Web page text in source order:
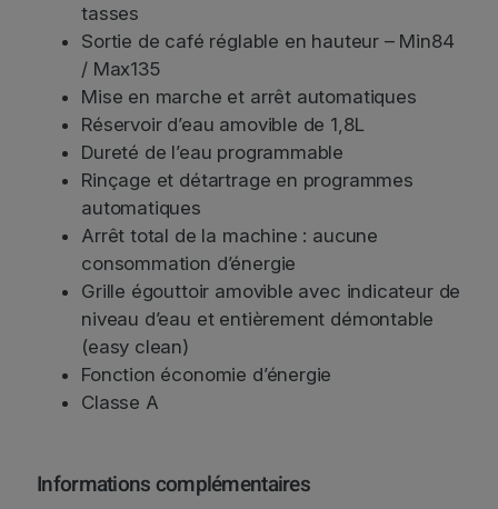
tasses
Sortie de café réglable en hauteur – Min84
/ Max135
Mise en marche et arrêt automatiques
Réservoir d’eau amovible de 1,8L
Dureté de l’eau programmable
Rinçage et détartrage en programmes
automatiques
Arrêt total de la machine : aucune
consommation d’énergie
Grille égouttoir amovible avec indicateur de
niveau d’eau et entièrement démontable
(easy clean)
Fonction économie d’énergie
Classe A
Informations complémentaires